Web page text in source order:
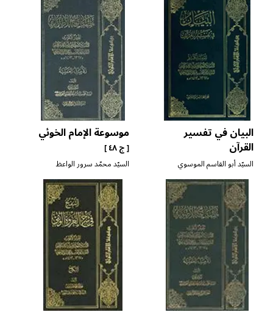
البيان في تفسير
القرآن
السيّد أبو القاسم الموسوي
موسوعة الإمام الخوئي
[ ج ٤٨ ]
السيّد محمّد سرور الواعظ